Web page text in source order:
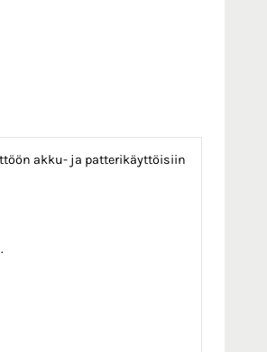
akku- ja patterikäyttöisiin